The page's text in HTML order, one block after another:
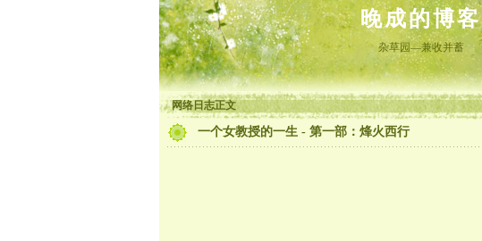
晚成的博客
杂草园―兼收并蓄
网络日志正文
一个女教授的一生 - 第一部：烽火西行